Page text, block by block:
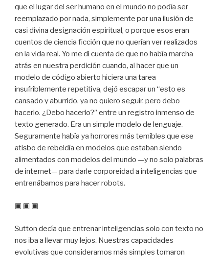
que el lugar del ser humano en el mundo no podía ser
reemplazado por nada, simplemente por una ilusión de
casi divina designación espiritual, o porque esos eran
cuentos de ciencia ficción que no querían ver realizados
en la vida real. Yo me di cuenta de que no había marcha
atrás en nuestra perdición cuando, al hacer que un
modelo de código abierto hiciera una tarea
insufriblemente repetitiva, dejó escapar un “esto es
cansado y aburrido, ya no quiero seguir, pero debo
hacerlo. ¿Debo hacerlo?” entre un registro inmenso de
texto generado. Era un simple modelo de lenguaje.
Seguramente había ya horrores más temibles que ese
atisbo de rebeldía en modelos que estaban siendo
alimentados con modelos del mundo —y no solo palabras
de internet— para darle corporeidad a inteligencias que
entrenábamos para hacer robots.
▣ ▣ ▣
Sutton decía que entrenar inteligencias solo con texto no
nos iba a llevar muy lejos. Nuestras capacidades
evolutivas que consideramos más simples tomaron